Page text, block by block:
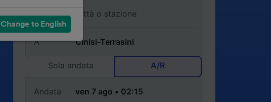
Da
A
Sola andata A/R
Andata
Change to English